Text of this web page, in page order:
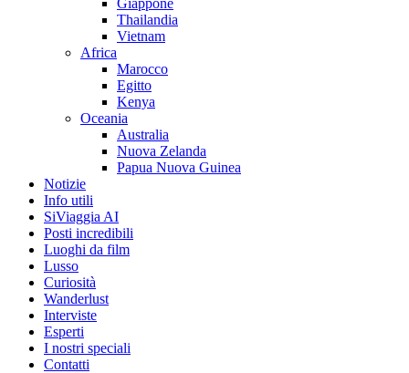
Thailandia
Vietnam
Africa
Marocco
Egitto
Kenya
Oceania
Australia
Nuova Zelanda
Papua Nuova Guinea
Notizie
Info utili
SiViaggia AI
Posti incredibili
Luoghi da film
Lusso
Curiosità
Wanderlust
Interviste
Esperti
I nostri speciali
Contatti